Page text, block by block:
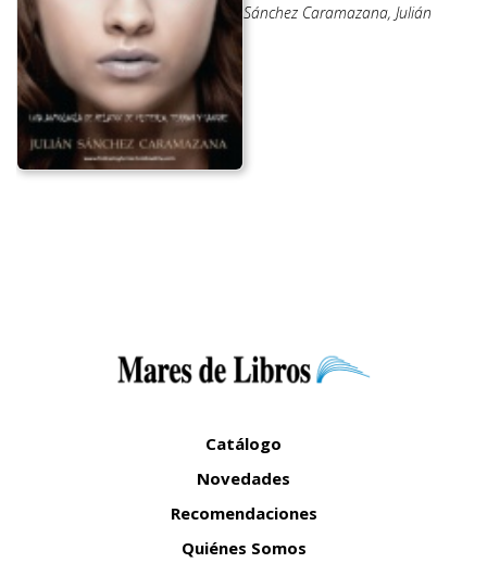
Sánchez Caramazana, Julián
Catálogo
Novedades
Recomendaciones
Quiénes Somos